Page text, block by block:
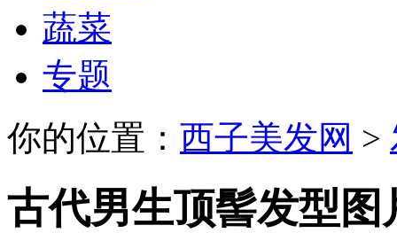
蔬菜
专题
你的位置： 西子美发网 >
古代男生顶髻发型图